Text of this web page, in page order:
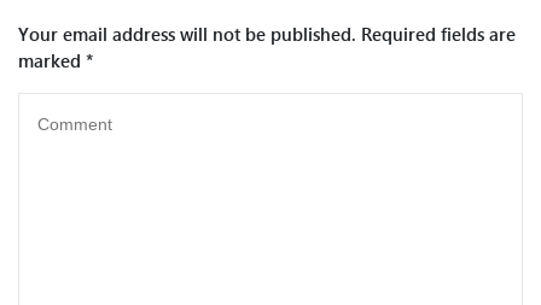
Your email address will not be published. Required fields are
marked *